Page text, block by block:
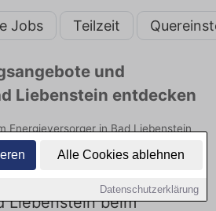
Alle Cookies ablehnen
Datenschutzerklärung
Jobs Teilzeit
und
Liebenstein entdecken
Energieversorger in Bad Liebenstein
Entdecken Sie freie Optionen
bewerben Sie sich noch heute.
Liebenstein beim